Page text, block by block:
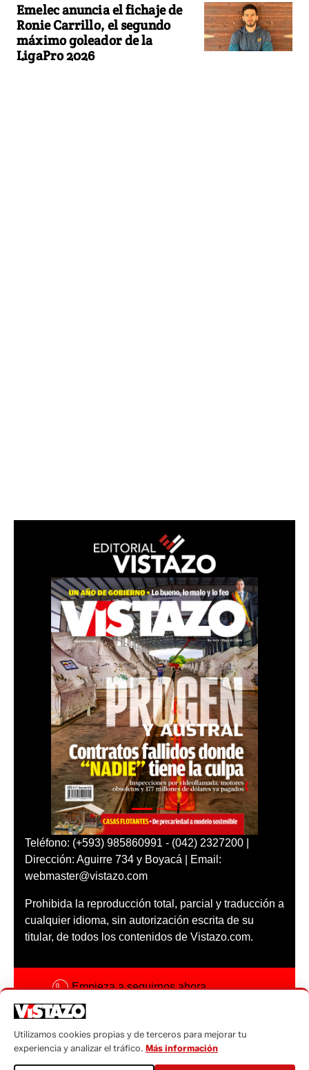
Emelec anuncia el fichaje de
Ronie Carrillo, el segundo
máximo goleador de la
LigaPro 2026
Teléfono: (+593) 985860991 - (042) 2327200 |
Dirección: Aguirre 734 y Boyacá | Email:
webmaster@vistazo.com
Prohibida la reproducción total, parcial y traducción a
cualquier idioma, sin autorización escrita de su
titular, de todos los contenidos de Vistazo.com.
Empieza a seguirnos ahora
Código ética
Sugerencias a:
Utilizamos cookies propias y de terceros para mejorar tu
experiencia y analizar el tráfico. Más información